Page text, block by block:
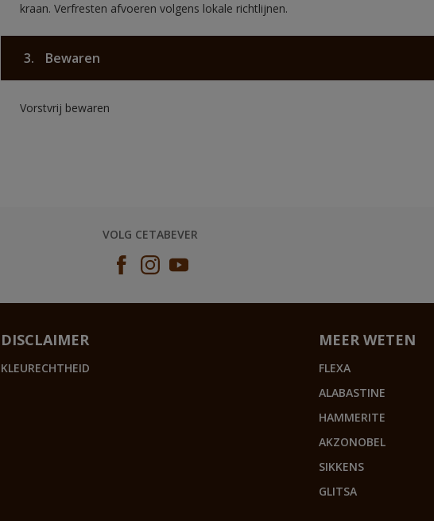
kraan. Verfresten afvoeren volgens lokale richtlijnen.
3. Bewaren
Vorstvrij bewaren
VOLG CETABEVER
DISCLAIMER
KLEURECHTHEID
MEER WETEN
FLEXA
ALABASTINE
HAMMERITE
AKZONOBEL
SIKKENS
GLITSA